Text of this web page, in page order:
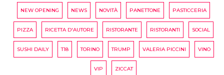
NEW OPENING NEWS NOVITÀ PANETTONE PASTICCERIA
PIZZA RICETTA D'AUTORE RISTORANTE RISTORANTI SOCIAL
SUSHI DAILY T18 TORINO TRUMP VALERIA PICCINI VINO
VIP ZICCAT